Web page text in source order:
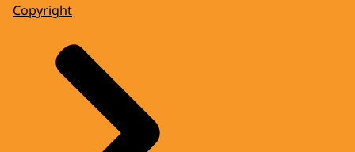
Copyright